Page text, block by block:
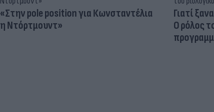
«Στην pole position για Κωνσταντέλια
η Ντόρτμουντ»
Γιατί
Ο ρόλος